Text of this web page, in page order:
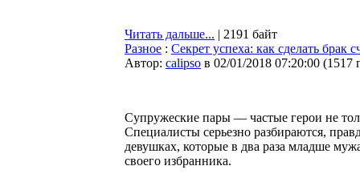
Читать дальше... | 2191 байт
Разное : Секрет успеха: как сделать брак
Автор: calipso в 02/01/2018 07:20:00 (1517
Супружеские пары — частые герои не
Специалисты серьезно разбираются,
девушках, которые в два раза младше
своего избранника.